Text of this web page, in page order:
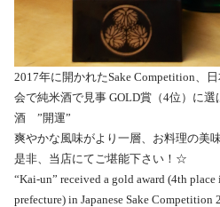
2017年に開かれたSake Competition、
会で純米酒で見事 GOLD賞（4位）に
酒 ”開運”
爽やかな風味がより一層、お料理の美
是非、当店にてご堪能下さい！ ☆
“Kai-un” received a gold award (4th
prefecture) in Japanese Sake Competition